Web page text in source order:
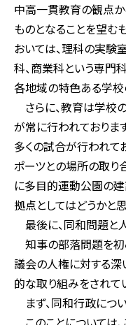
中高一貫教育の観点か
ものとなることを望む
おいては、理科の実験
科、商業科という専門
各地域の特色ある学校
さらに、教育は学校
が常に行われておりま
多くの試合が行われて
ポーツとの場所の取り
に多目的運動公園の建
拠点としてはどうかと
最後に、同和問題と
知事の部落問題を初
議会の人権に対する深
的な取り組みをされて
まず、同和行政につ